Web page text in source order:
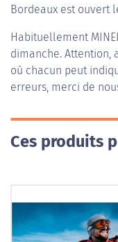
Bordeaux est ouvert
Habituellement
dimanche. Attention,
où chacun peut
erreurs, merci de
Ces produits